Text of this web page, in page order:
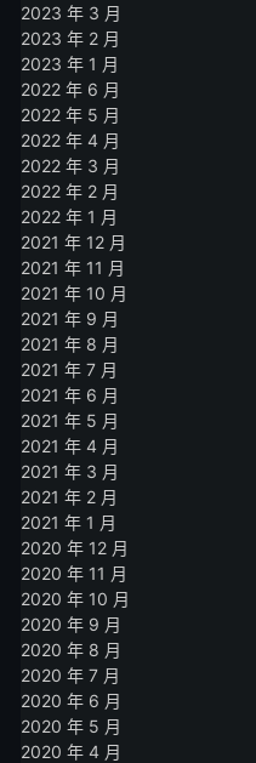
2023 年 3 月
2023 年 2 月
2023 年 1 月
2022 年 6 月
2022 年 5 月
2022 年 4 月
2022 年 3 月
2022 年 2 月
2022 年 1 月
2021 年 12 月
2021 年 11 月
2021 年 10 月
2021 年 9 月
2021 年 8 月
2021 年 7 月
2021 年 6 月
2021 年 5 月
2021 年 4 月
2021 年 3 月
2021 年 2 月
2021 年 1 月
2020 年 12 月
2020 年 11 月
2020 年 10 月
2020 年 9 月
2020 年 8 月
2020 年 7 月
2020 年 6 月
2020 年 5 月
2020 年 4 月